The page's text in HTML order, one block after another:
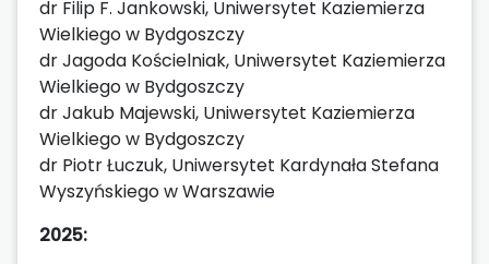
dr Filip F. Jankowski, Uniwersytet Kaziemierza
Wielkiego w Bydgoszczy
dr Jagoda Kościelniak, Uniwersytet Kaziemierza
Wielkiego w Bydgoszczy
dr Jakub Majewski, Uniwersytet Kaziemierza
Wielkiego w Bydgoszczy
dr Piotr Łuczuk, Uniwersytet Kardynała Stefana
Wyszyńskiego w Warszawie
2025: